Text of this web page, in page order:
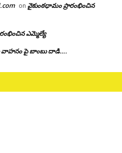
on వైకుంఠధామం ప్రారంభించిన
ఎమ్మెల్యే
పై బాంబు దాడి….